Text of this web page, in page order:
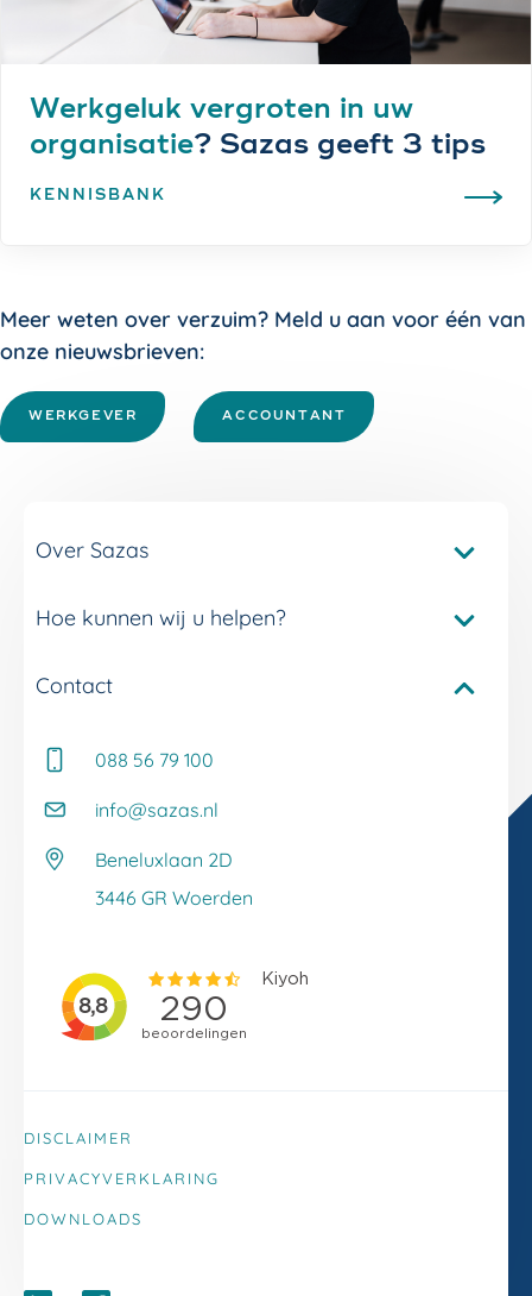
Werkgeluk vergroten in uw
organisatie? Sazas geeft 3 tips
KENNISBANK
Meer weten over verzuim? Meld u aan voor één van
onze nieuwsbrieven:
WERKGEVER ACCOUNTANT
Over Sazas
Pakketvergelijker Sazas
Onze verzuimdiensten
Onze klantverhalen
Werken bij Sazas
Hoe kunnen wij u helpen?
Service en contact
Whitepapers
Kennisbank
Veelgestelde vragen
Contact
088 56 79 100
info@sazas.nl
Beneluxlaan 2D
3446 GR Woerden
DISCLAIMER
PRIVACYVERKLARING
DOWNLOADS